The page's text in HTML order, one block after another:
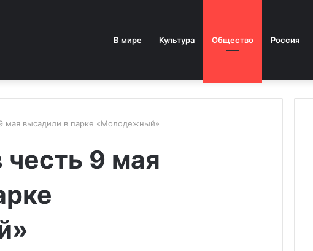
В мире Культура Общество Россия
мая высадили в парке «Молодежный»
честь 9 мая